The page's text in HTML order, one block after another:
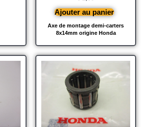
Axe de montage demi-carters
8x14mm origine Honda
Ajouter au panier